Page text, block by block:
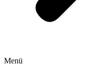
Menü